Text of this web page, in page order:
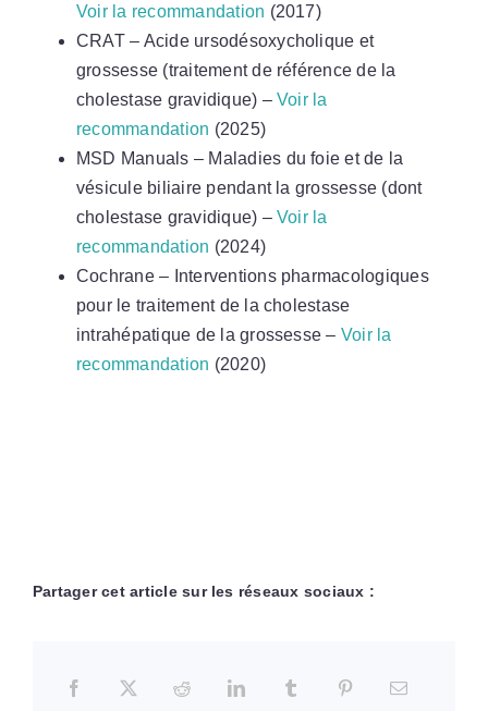
Voir la recommandation (2017)
CRAT – Acide ursodésoxycholique et
grossesse (traitement de référence de la
cholestase gravidique) –Voir la
recommandation (2025)
MSD Manuals – Maladies du foie et de la
vésicule biliaire pendant la grossesse (dont
cholestase gravidique) –Voir la
recommandation (2024)
Cochrane – Interventions pharmacologiques
pour le traitement de la cholestase
intrahépatique de la grossesse – Voir la
recommandation (2020)
Partager cet article sur les réseaux sociaux :